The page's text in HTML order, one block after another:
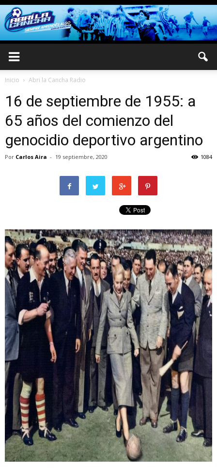
Inicio Abri la Cancha Radio
16 de septiembre de 1955: a
65 años del comienzo del
genocidio deportivo argentino
Por Carlos Aira - 19 septiembre, 2020 1084